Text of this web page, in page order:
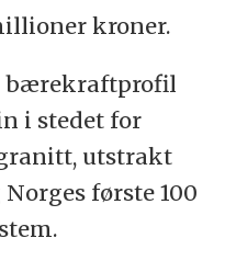
kroner.
bærekraftprofil
i stedet for
utstrakt
første 100